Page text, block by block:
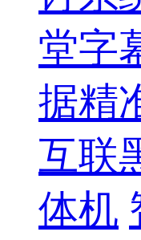
堂字
据精
互联
体机